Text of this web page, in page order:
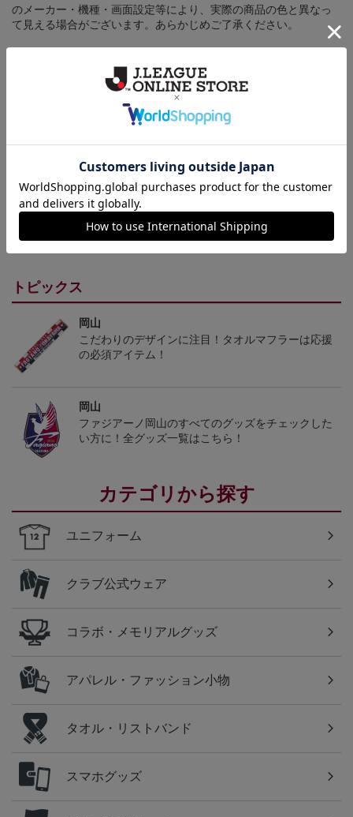
のメーカー・機種・画面設定等により、実際の商品の色と異なっ
て見える場合がございます。あらかじめご了承ください。
取り扱い商品によっては、パッケージやデザインなどの仕様が予
告なく変更になることがございます。
ギフト対応について
ヘルプページ
トピックス
岡山
こだわりのデザインに注目！タオルマフラーは応援
の必須アイテム！
岡山
ファジアーノ岡山のすべてのグッズをチェックした
い方に！全グッズ一覧はこちら！
カテゴリから探す
ユニフォーム
クラブ公式ウェア
コラボ・メモリアルグッズ
アパレル・ファッション小物
タオル・リストバンド
スマホグッズ